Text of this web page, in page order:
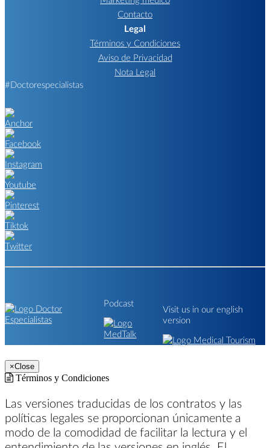
Contacto
Legal
Términos y Condiciones
Aviso de Privacidad
Nota Legal
#Doctorespecialistas
Podcast
Visit us in our english
version
×Close
Términos y Condiciones
Las versiones traducidas de los contratos y las
políticas legales se proporcionan únicamente a
modo de la comodidad de facilitar la lectura y el